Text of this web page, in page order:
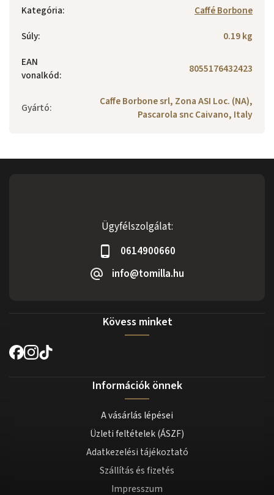
Kategória:
Caffé Borbone
Súly:
0.19 kg
EAN
vonalkód: 8055176432423
Gyártó:
Caffe Borbone srl, Zona ASI Loc. (NA),
Pascarola snc Caivano, Italy
Ügyfélszolgálat:
0614900660
info@tomilla.hu
Kövess minket
Információk önnek
A vásárlás lépései
Üzleti feltételek (ÁSZF)
Adatkezelési tájékoztató
Szállítás és fizetés
Impresszum